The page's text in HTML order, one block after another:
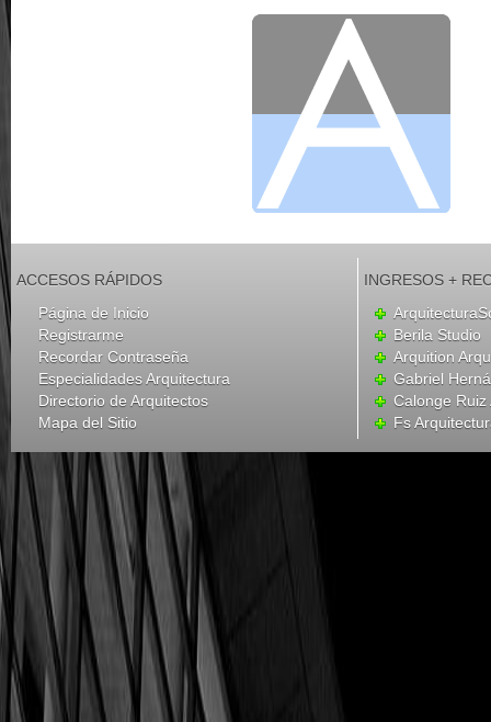
ACCESOS RÁPIDOS
Página de Inicio
Registrarme
Recordar Contraseña
Especialidades Arquitectura
Directorio de Arquitectos
Mapa del Sitio
INGRESOS +
Berila Studio
Arquition
Gabriel
Calonge Ruiz
Fs